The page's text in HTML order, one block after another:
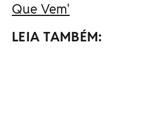
Que Vem'
LEIA TAMBÉM: